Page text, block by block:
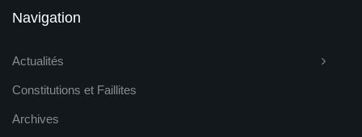
Navigation
Actualités
Constitutions et Faillites
Archives